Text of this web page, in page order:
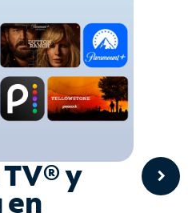
y
en